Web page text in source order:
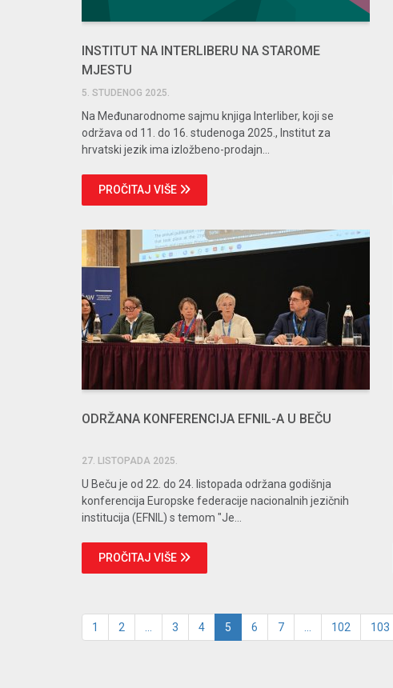
INSTITUT NA INTERLIBERU NA STAROME
MJESTU
5. STUDENOG 2025.
Na Međunarodnome sajmu knjiga Interliber, koji se
održava od 11. do 16. studenoga 2025., Institut za
hrvatski jezik ima izložbeno-prodajn...
PROČITAJ VIŠE
ODRŽANA KONFERENCIJA EFNIL-A U BEČU
27. LISTOPADA 2025.
U Beču je od 22. do 24. listopada održana godišnja
konferencija Europske federacije nacionalnih jezičnih
institucija (EFNIL) s temom "Je...
PROČITAJ VIŠE
1 2 3 4 5 6 7 102 103